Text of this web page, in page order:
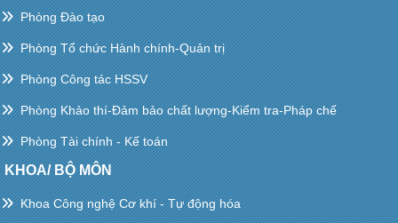
Phòng Đào tạo
Phòng Tổ chức Hành chính-Quản trị
Phòng Công tác HSSV
Phòng Khảo thí-Đảm bảo chất lượng-Kiểm tra-Pháp chế
Phòng Tài chính - Kế toán
KHOA/ BỘ MÔN
Khoa Công nghệ Cơ khí - Tự động hóa